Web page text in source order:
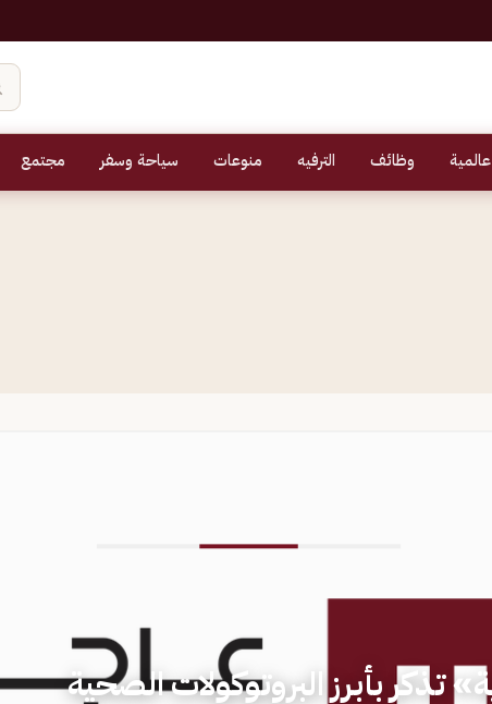
وظائف الترفيه منوعات سياحة وسفر مجتمع
تذكر بأبرز البروتوكولات الصحية